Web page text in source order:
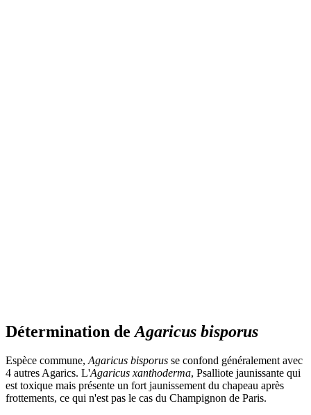
Détermination de Agaricus bisporus
Espèce commune,Agaricus bisporus se confond généralement avec
4 autres Agarics. L'Agaricus xanthoderma, Psalliote jaunissante qui
est toxique mais présente un fort jaunissement du chapeau après
frottements, ce qui n'est pas le cas du Champignon de Paris.